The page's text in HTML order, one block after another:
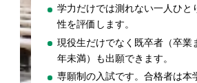
学力だけでは測れない一人ひと
性を評価します。
現役生だけでなく既卒者（卒業
年未満）も出願できます。
専願制の入試です。合格者は本